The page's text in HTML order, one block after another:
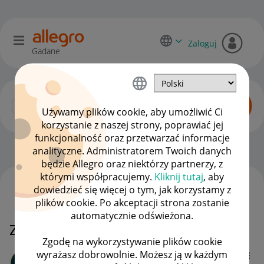
Używamy plików cookie, aby umożliwić Ci
korzystanie z naszej strony, poprawiać jej
funkcjonalność oraz przetwarzać informacje
analityczne. Administratorem Twoich danych
będzie Allegro oraz niektórzy partnerzy, z
którymi współpracujemy. Kliknij tutaj, aby
dowiedzieć się więcej o tym, jak korzystamy z
plików cookie. Po akceptacji strona zostanie
automatycznie odświeżona.
Zgodę na wykorzystywanie plików cookie
wyrażasz dobrowolnie. Możesz ją w każdym
Gadane
Zaloguj
Dyskusje kupujących OPCJE
Zwrot
AnnSliw
WSZYSTKIE TEMATY